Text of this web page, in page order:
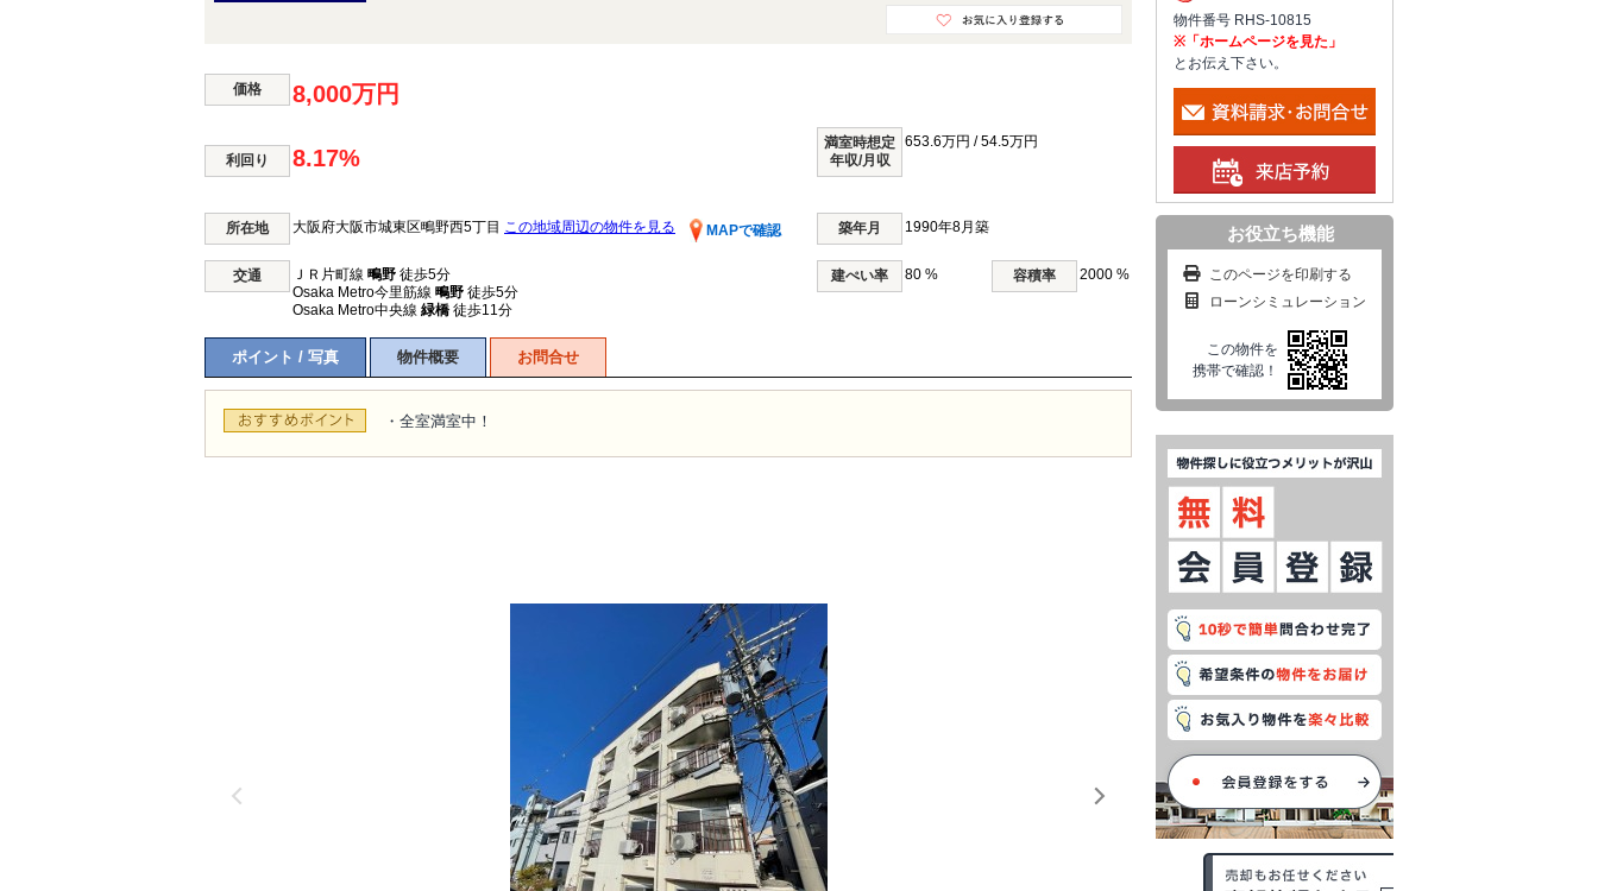
価格 8,000万円
利回り 8.17%
満室時想定
年収/月収
653.6万円 / 54.5万円
所在地 大阪府大阪市城東区鴫野西5丁目 MAPで確認
この地域周辺の物件を見る 築年月 1990年8月築
交通 ＪＲ片町線 鴫野 徒歩5分
Osaka Metro今里筋線 鴫野 徒歩5分
Osaka Metro中央線 緑橋 徒歩11分
建ぺい率 80 % 容積率 2000 %
ポイント / 写真 物件概要 お問合せ
・全室満室中！
物件番号 RHS-10815
※「ホームページを見た」
とお伝え下さい。
お役立ち機能
このページを印刷する
ローンシミュレーション
この物件を
携帯で確認！